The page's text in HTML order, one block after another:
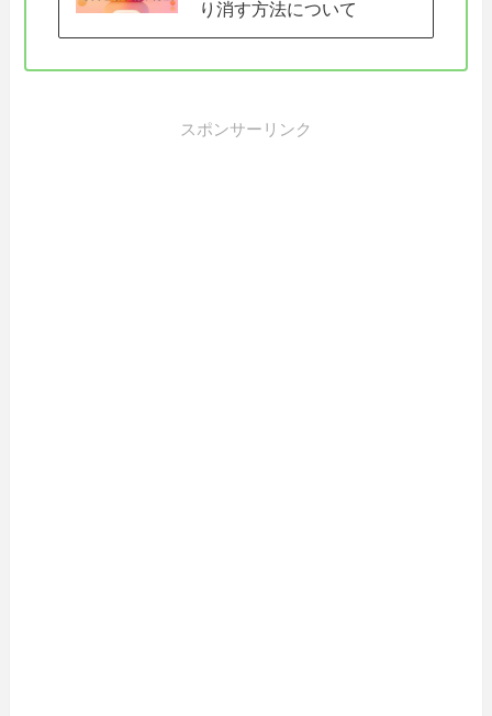
り消す方法について
スポンサーリンク